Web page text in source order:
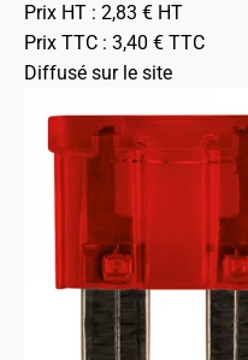
Prix HT : 2,83 € HT
Prix TTC : 3,40 € TTC
Diffusé sur le site